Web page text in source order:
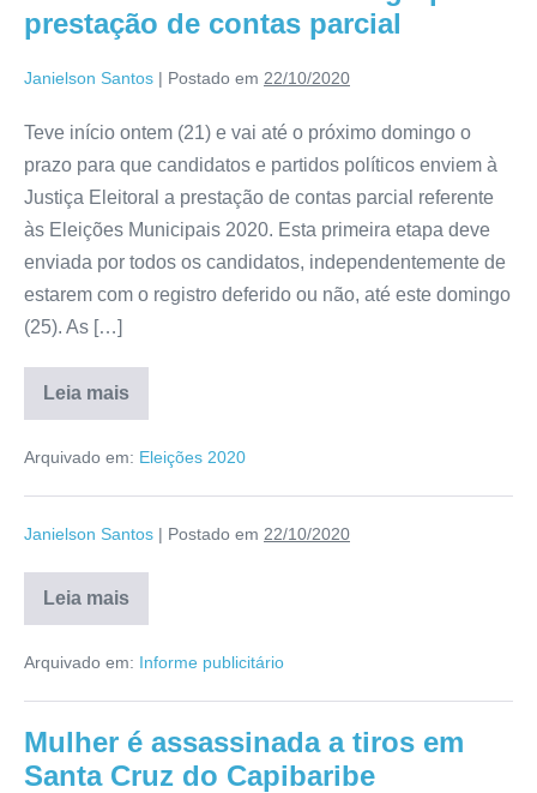
prestação de contas parcial
Janielson Santos | Postado em 22/10/2020
Teve início ontem (21) e vai até o próximo domingo o
prazo para que candidatos e partidos políticos enviem à
Justiça Eleitoral a prestação de contas parcial referente
às Eleições Municipais 2020. Esta primeira etapa deve
enviada por todos os candidatos, independentemente de
estarem com o registro deferido ou não, até este domingo
(25). As […]
Leia mais
Arquivado em: Eleições 2020
Janielson Santos | Postado em 22/10/2020
Leia mais
Arquivado em: Informe publicitário
Mulher é assassinada a tiros em
Santa Cruz do Capibaribe